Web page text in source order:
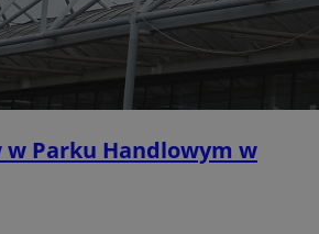
w Parku Handlowym w